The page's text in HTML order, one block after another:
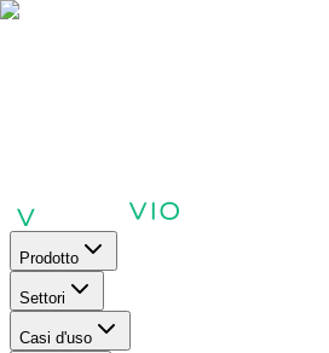
Prodotto
Settori
Casi d'uso